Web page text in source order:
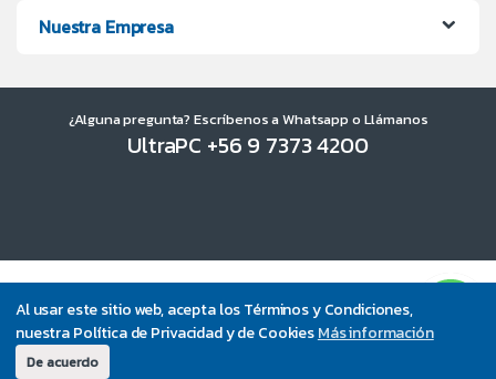
Al usar este sitio web, acepta los Términos y Condiciones,
nuestra Política de Privacidad y de CookiesMás información
De acuerdo
Nuestra Empresa
¿Alguna pregunta? Escríbenos a Whatsapp o Llámanos
UltraPC +56 9 7373 4200